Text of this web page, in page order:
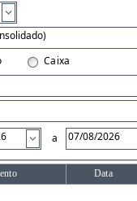
Caixa
a
Data